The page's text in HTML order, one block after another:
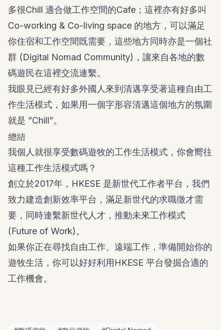
多很Chill 適合做工作空間的Cafe；這裡亦有好多叫
Co-working & Co-living space 的地方，可以滿足
你住宿和工作空間既需要，這些地方同時亦是一個社
群 (Digital Nomad Community)，讓來自各地的數
碼遊民在這裡交流連繫。
我眼見已經有好多外國人來到清邁享受著這種自由工
作生活模式，如果用一個字形容清邁這個地方的氛圍
就是 ”Chill”。
總結
我個人就很享受數碼遊牧的工作生活模式，你會嚮往
這種工作生活模式嗎？
創立於2017年，HKESE 是新世代工作者平台，我們
致力建造創新效率平台，滿足新世代的求職徵才需
要，同時連繫新世代人才，推動未來工作模式
(Future of Work)。
如果你正在尋找自由工作、遠端工作，準備開始你的
遊牧生活，你可以好好利用HKESE 平台發掘合適的
工作機會。